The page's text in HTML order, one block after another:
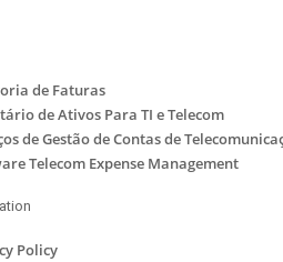
de Faturas
de Ativos Para TI e Telecom
de Gestão de Contas de
Telecom Expense Management
Policy